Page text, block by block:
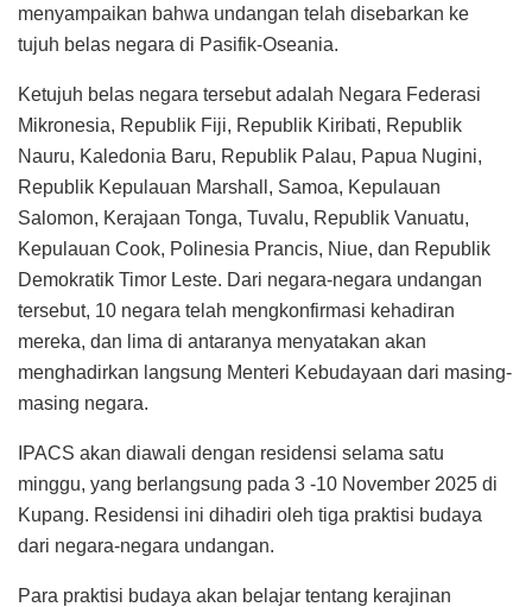
menyampaikan bahwa undangan telah disebarkan ke
tujuh belas negara di Pasifik-Oseania.
Ketujuh belas negara tersebut adalah Negara Federasi
Mikronesia, Republik Fiji, Republik Kiribati, Republik
Nauru, Kaledonia Baru, Republik Palau, Papua Nugini,
Republik Kepulauan Marshall, Samoa, Kepulauan
Salomon, Kerajaan Tonga, Tuvalu, Republik Vanuatu,
Kepulauan Cook, Polinesia Prancis, Niue, dan Republik
Demokratik Timor Leste. Dari negara-negara undangan
tersebut, 10 negara telah mengkonfirmasi kehadiran
mereka, dan lima di antaranya menyatakan akan
menghadirkan langsung Menteri Kebudayaan dari masing-
masing negara.
IPACS akan diawali dengan residensi selama satu
minggu, yang berlangsung pada 3 -10 November 2025 di
Kupang. Residensi ini dihadiri oleh tiga praktisi budaya
dari negara-negara undangan.
Para praktisi budaya akan belajar tentang kerajinan